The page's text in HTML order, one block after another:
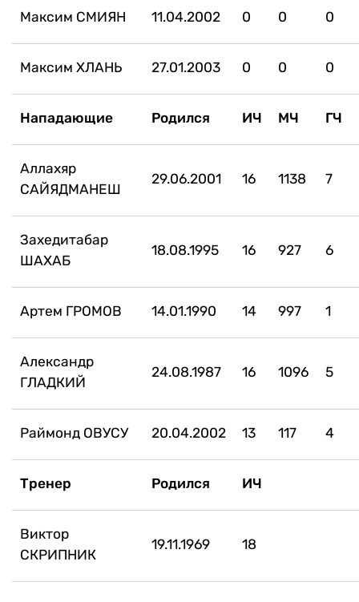
Максим СМИЯН 11.04.2002 0 0 0
Максим ХЛАНЬ 27.01.2003 0 0 0
Нападающие Родился ИЧ МЧ ГЧ
Аллахяр
САЙЯДМАНЕШ
29.06.2001 16 1138 7
Захедитабар
ШАХАБ
18.08.1995 16 927 6
Артем ГРОМОВ 14.01.1990 14 997 1
Александр
ГЛАДКИЙ
24.08.1987 16 1096 5
Раймонд ОВУСУ 20.04.2002 13 117 4
Тренер Родился ИЧ
Виктор
СКРИПНИК
19.11.1969 18